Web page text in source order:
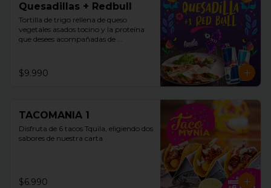
Quesadillas + Redbull
Tortilla de trigo rellena de queso
vegetales asados tocino y la proteína
que desees acompañadas de
$9.990
TACOMANIA 1
Disfruta de 6 tacos Tquila, eligiendo dos
sabores de nuestra carta
$6.990